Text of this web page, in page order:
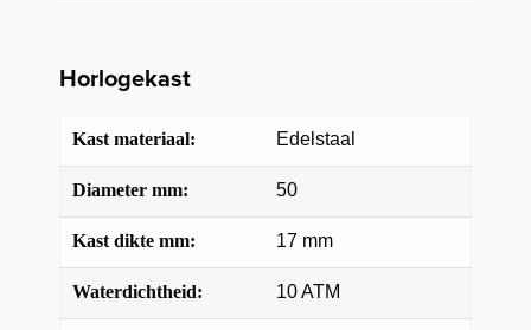
Horlogekast
Kast materiaal: Edelstaal
Diameter mm: 50
Kast dikte mm: 17 mm
Waterdichtheid: 10 ATM